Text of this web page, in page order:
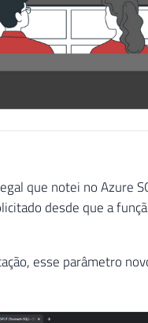
que notei no Azure
desde que a
esse parâmetro